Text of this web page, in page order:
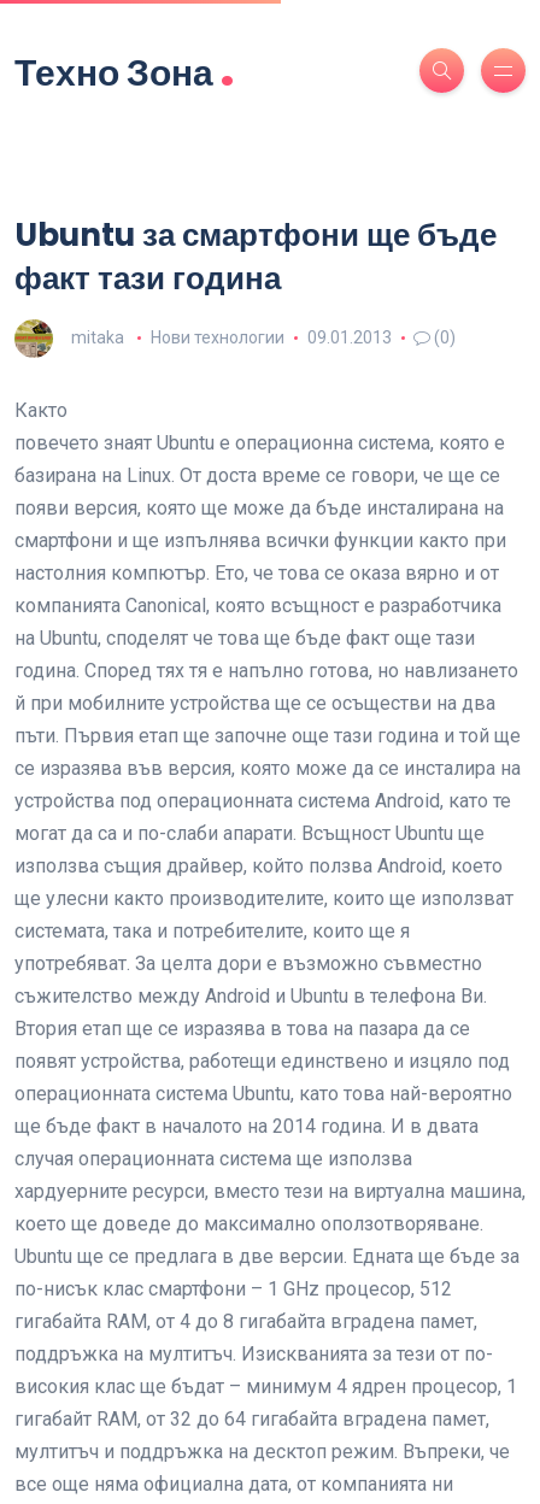
Техно Зона.
Ubuntu за смартфони ще бъде
факт тази година
mitaka Нови технологии 09.01.2013 (0)
Както
повечето знаят Ubuntu е операционна система, която е
базирана на Linux. От доста време се говори, че ще се
появи версия, която ще може да бъде инсталирана на
смартфони и ще изпълнява всички функции както при
настолния компютър. Ето, че това се оказа вярно и от
компанията Canonical, която всъщност е разработчика
на Ubuntu, споделят че това ще бъде факт още тази
година. Според тях тя е напълно готова, но навлизането
й при мобилните устройства ще се осъществи на два
пъти. Първия етап ще започне още тази година и той ще
се изразява във версия, която може да се инсталира на
устройства под операционната система Android, като те
могат да са и по-слаби апарати. Всъщност Ubuntu ще
използва същия драйвер, който ползва Android, което
ще улесни както производителите, които ще използват
системата, така и потребителите, които ще я
употребяват. За целта дори е възможно съвместно
съжителство между Android и Ubuntu в телефона Ви.
Втория етап ще се изразява в това на пазара да се
появят устройства, работещи единствено и изцяло под
операционната система Ubuntu, като това най-вероятно
ще бъде факт в началото на 2014 година. И в двата
случая операционната система ще използва
хардуерните ресурси, вместо тези на виртуална машина,
което ще доведе до максимално оползотворяване.
Ubuntu ще се предлага в две версии. Едната ще бъде за
по-нисък клас смартфони – 1 GHz процесор, 512
гигабайта RAM, от 4 до 8 гигабайта вградена памет,
поддръжка на мултитъч. Изискванията за тези от по-
високия клас ще бъдат – минимум 4 ядрен процесор, 1
гигабайт RAM, от 32 до 64 гигабайта вградена памет,
мултитъч и поддръжка на десктоп режим. Въпреки, че
все още няма официална дата, от компанията ни